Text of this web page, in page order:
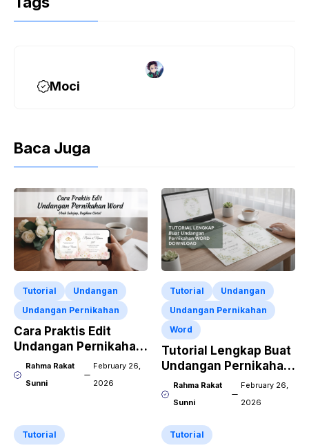
Moci
Baca Juga
Tutorial
Undangan
Undangan Pernikahan
Cara Praktis Edit
Undangan Pernikahan
Word Pakai HP
Rahma Rakat
Sunni
February 26,
2026
Tutorial
Undangan
Undangan Pernikahan
Word
Tutorial Lengkap Buat
Undangan Pernikahan
Word Download
Rahma Rakat
Sunni
February 26,
2026
Tutorial Tutorial